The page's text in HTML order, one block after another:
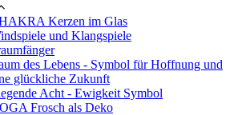
Kerzen im Glas
und Klangspiele
des Lebens - Symbol für Hoffnung und
glückliche Zukunft
Acht - Ewigkeit Symbol
Frosch als Deko